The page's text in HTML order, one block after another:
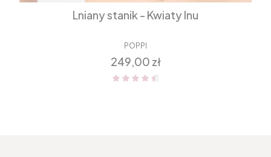
Lniany stanik - Kwiaty lnu
POPPI
Cena
249,00 zł